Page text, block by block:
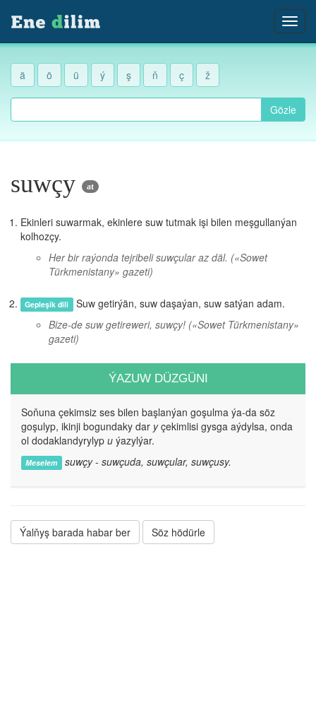
ä ö ü ý ş ň ç ž
Gözle
suwçy at
Ekinleri suwarmak, ekinlere suw tutmak işi bilen meşgullanýan
kolhozçy.
Her bir raýonda tejribeli suwçular az däl. («Sowet
Türkmenistany» gazeti)
Gepleşik dili Suw getirýän, suw daşaýan, suw satýan adam.
Bize-de suw getireweri, suwçy! («Sowet Türkmenistany»
gazeti)
ÝAZUW DÜZGÜNI
Soňuna çekimsiz ses bilen başlanýan goşulma ýa-da söz
goşulyp, ikinji bogundaky dar yçekimlisi gysga aýdylsa, onda
ol dodaklandyrylyp u ýazylýar.
Meselem suwçy - suwçuda, suwçular, suwçusy.
Ýalňyş barada habar ber Söz hödürle